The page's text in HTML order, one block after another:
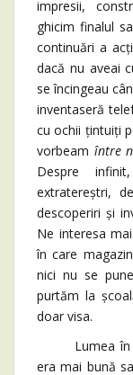
impresii,
ghicim finalul
continuări a
dacă nu aveai
se încingeau
inventaseră
cu ochii țintuiți
vorbeam între
Despre
extratereștri,
descoperiri și
Ne interesa
în care
nici nu se
purtăm la
doar visa.
Lumea în
era mai bună